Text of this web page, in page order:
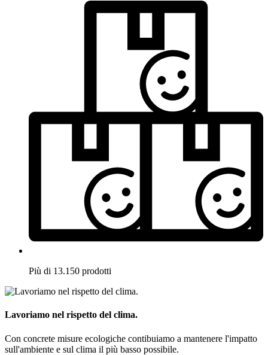
Più di 13.150 prodotti
Lavoriamo nel rispetto del clima.
Con concrete misure ecologiche contibuiamo a mantenere l'impatto
sull'ambiente e sul clima il più basso possibile.